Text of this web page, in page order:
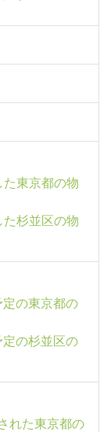
東京都の物
杉並区の物
の東京都の
の杉並区の
れた東京都の